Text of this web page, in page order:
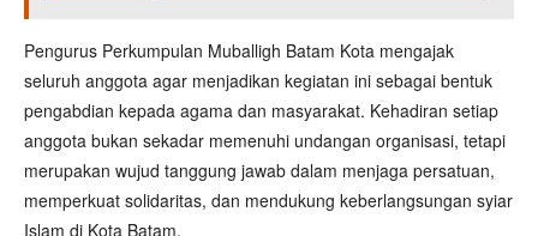
Pengurus Perkumpulan Muballigh Batam Kota mengajak
seluruh anggota agar menjadikan kegiatan ini sebagai bentuk
pengabdian kepada agama dan masyarakat. Kehadiran setiap
anggota bukan sekadar memenuhi undangan organisasi, tetapi
merupakan wujud tanggung jawab dalam menjaga persatuan,
memperkuat solidaritas, dan mendukung keberlangsungan syiar
Islam di Kota Batam.